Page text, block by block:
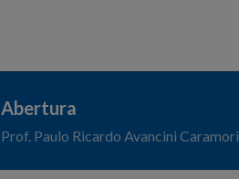
Abertura
Prof. Paulo Ricardo Avancini Caramori